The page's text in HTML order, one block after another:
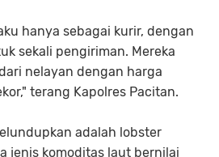
hanya sebagai kurir, dengan
sekali pengiriman. Mereka
nelayan dengan harga
terang Kapolres Pacitan.
adalah lobster
jenis komoditas laut bernilai